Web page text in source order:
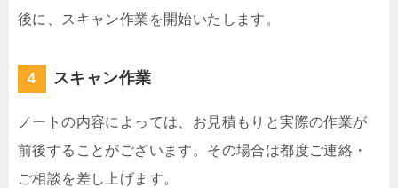
後に、スキャン作業を開始いたします。
スキャン作業
ノートの内容によっては、お見積もりと実際の作業が
前後することがございます。その場合は都度ご連絡・
ご相談を差し上げます。